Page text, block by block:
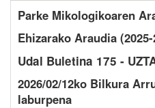
Parke Mikologikoaren
Ehizarako Araudia (2025-
Udal Buletina 175 -
2026/02/12ko Bilkura
laburpena